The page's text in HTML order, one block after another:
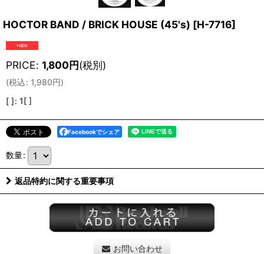
HOCTOR BAND / BRICK HOUSE (45's) [H-7716]
PRICE: 1,800円(税別)
(税込: 1,980円)
[ ]: 1[ ]
Facebookでシェア
数量:
返品特約に関する重要事項
お問い合わせ